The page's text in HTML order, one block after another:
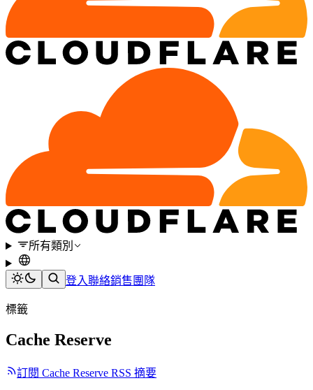
所有類別
登入聯絡銷售團隊
標籤
Cache Reserve
訂閱 Cache Reserve RSS 摘要